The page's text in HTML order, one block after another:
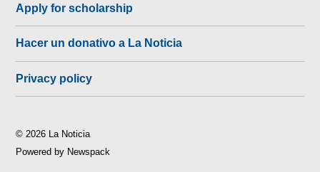
Apply for scholarship
Hacer un donativo a La Noticia
Privacy policy
© 2026 La Noticia
Powered by Newspack